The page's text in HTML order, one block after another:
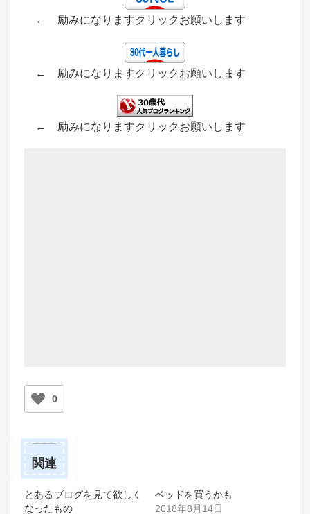
← 励みになりますクリックお願いします
← 励みになりますクリックお願いします
← 励みになりますクリックお願いします
0
関連
とあるブログを見て欲しく
なったもの
ベッドを買うかも
2018年8月14日